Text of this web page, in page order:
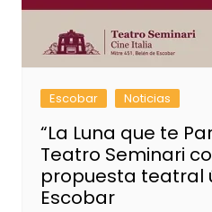
Escobar Noticias
“La Luna que te
Teatro Seminari
propuesta teatral
Escobar